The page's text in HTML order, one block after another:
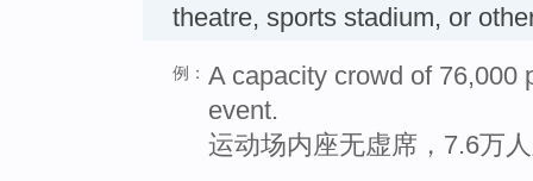
theatre, sports stadium, or
例： A capacity crowd of 76,000
event.
运动场内座无虚席，7.6万